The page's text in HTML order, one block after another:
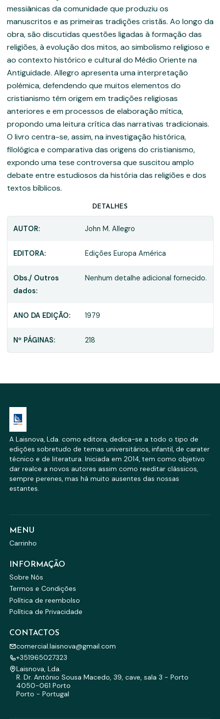
messiânicas da comunidade que produziu os
manuscritos e as primeiras tradições cristãs. Ao longo da
obra, são discutidas questões ligadas à formação das
religiões, à evolução dos mitos, ao simbolismo religioso e
ao contexto histórico e cultural do Médio Oriente na
Antiguidade. Allegro apresenta uma interpretação
polémica, defendendo que muitos elementos do
cristianismo têm origem em tradições religiosas
anteriores e em processos de elaboração mítica,
propondo uma leitura crítica das narrativas tradicionais.
O livro centra-se, assim, na investigação histórica,
filológica e comparativa das origens do cristianismo,
expondo uma tese controversa que suscitou amplo
debate entre estudiosos da história das religiões e dos
textos bíblicos.
DETALHES
AUTOR: John M. Allegro
EDITORA: Edições Europa América
Obs./ Outros
dados:
Nenhum detalhe adicional fornecido.
ANO DA EDIÇÃO: 1979
Nº PÁGINAS: 218
A Laisnova, Lda. como editora, dedica-se a todo o tipo de
edições sobretudo de temas universitários, infantil, de carater
técnico e de literatura. Iniciada em 2014, tem como objetivo
dar realce a novos autores assim como reeditar clássicos,
sempre perenes, mas há muito ausentes das nossas
estantes.
MENU
Carrinho
INFORMAÇÃO
Sobre Nós
Termos e Condições
Política de reembolso
Política de Privacidade
CONTACTOS
comercial.laisnova@gmail.com
+351965027323
Laisnova, Lda.
R. Dr. António Sousa Macedo, 39, cave, sala 3 - Porto
4050-061 Porto
Porto - Portugal